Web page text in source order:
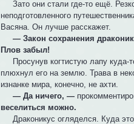
Зато они стали где-то ещё.
неподготовленного
Васяна. Он лучше расскажет.
— Закон сохранения
Плов забыл!
Просунув когтистую лапу куда-
плюхнул его на землю. Трава в
изнанке мира, конечно, не ахти.
— Да ничего, —
веселиться можно.
Драконикус огляделся. Куда